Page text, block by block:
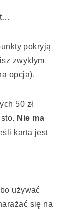
pokryją
zwykłym
opcja).
50 zł
Nie ma
karta jest
używać
się na